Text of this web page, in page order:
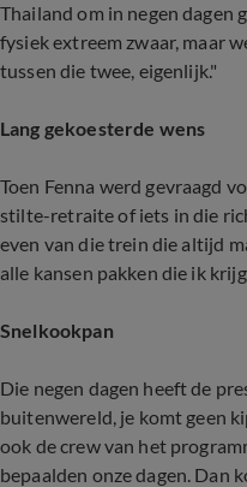
Thailand om in negen dagen
fysiek extreem zwaar, maar
tussen die twee, eigenlijk."
Lang gekoesterde wens
Toen Fenna werd gevraagd
stilte-retraite of iets in die
even van die trein die altijd
alle kansen pakken die ik
Snelkookpan
Die negen dagen heeft de
buitenwereld, je komt geen
ook de crew van het
bepaalden onze dagen. Dan